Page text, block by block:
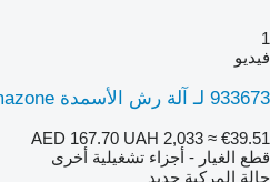
1
فيديو
933673 لـ آلة رش الأسمدة Amazone
AED 167.70 UAH 2,033 ≈ €39.51
قطع الغيار - أجزاء تشغيلية أخرى
حالة المركبة جديد